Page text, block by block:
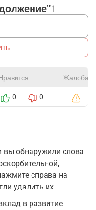
1
Жалоба
0 0
вы обнаружили слова
справа на
удалить их.
в развитие